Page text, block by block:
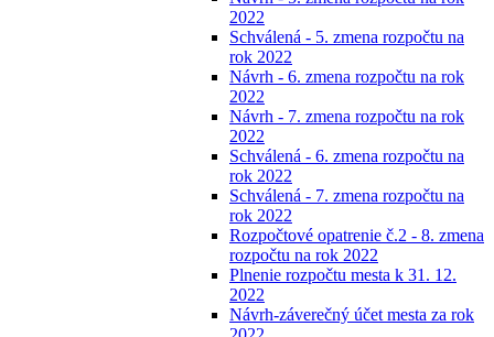
2022
Schválená - 5. zmena rozpočtu na
rok 2022
Návrh - 6. zmena rozpočtu na rok
2022
Návrh - 7. zmena rozpočtu na rok
2022
Schválená - 6. zmena rozpočtu na
rok 2022
Schválená - 7. zmena rozpočtu na
rok 2022
Rozpočtové opatrenie č.2 - 8. zmena
rozpočtu na rok 2022
Plnenie rozpočtu mesta k 31. 12.
2022
Návrh-záverečný účet mesta za rok